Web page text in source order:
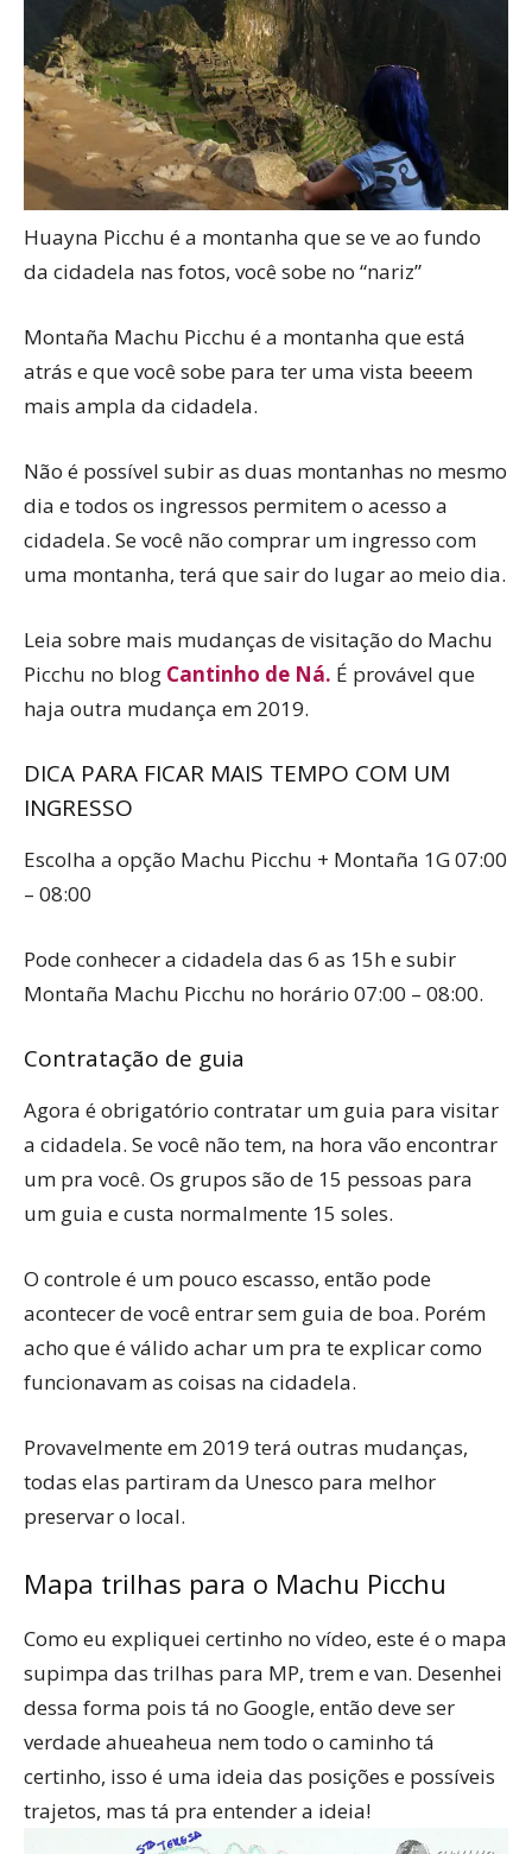
Huayna Picchu é a montanha que se ve ao fundo
da cidadela nas fotos, você sobe no “nariz”
Montaña Machu Picchu é a montanha que está
atrás e que você sobe para ter uma vista beeem
mais ampla da cidadela.
Não é possível subir as duas montanhas no mesmo
dia e todos os ingressos permitem o acesso a
cidadela. Se você não comprar um ingresso com
uma montanha, terá que sair do lugar ao meio dia.
Leia sobre mais mudanças de visitação do Machu
Picchu no blog Cantinho de Ná. É provável que
haja outra mudança em 2019.
DICA PARA FICAR MAIS TEMPO COM UM
INGRESSO
Escolha a opção Machu Picchu + Montaña 1G 07:00
– 08:00
Pode conhecer a cidadela das 6 as 15h e subir
Montaña Machu Picchu no horário 07:00 – 08:00.
Contratação de guia
Agora é obrigatório contratar um guia para visitar
a cidadela. Se você não tem, na hora vão encontrar
um pra você. Os grupos são de 15 pessoas para
um guia e custa normalmente 15 soles.
O controle é um pouco escasso, então pode
acontecer de você entrar sem guia de boa. Porém
acho que é válido achar um pra te explicar como
funcionavam as coisas na cidadela.
Provavelmente em 2019 terá outras mudanças,
todas elas partiram da Unesco para melhor
preservar o local.
Mapa trilhas para o Machu Picchu
Como eu expliquei certinho no vídeo, este é o mapa
supimpa das trilhas para MP, trem e van. Desenhei
dessa forma pois tá no Google, então deve ser
verdade ahueaheua nem todo o caminho tá
certinho, isso é uma ideia das posições e possíveis
trajetos, mas tá pra entender a ideia!